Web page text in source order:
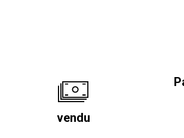
vendu